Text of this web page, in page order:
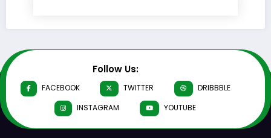
Follow Us:
FACEBOOK TWITTER
DRIBBBLE
INSTAGRAM
YOUTUBE